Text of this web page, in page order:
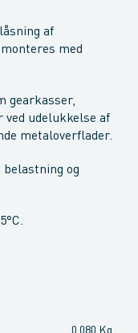
af
med
gearkasser,
udelukkelse af
metaloverflader.
og
0,080 Kg